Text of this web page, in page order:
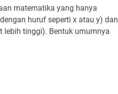
matematika yang hanya
huruf seperti x atau y) dan
lebih tinggi). Bentuk umumnya